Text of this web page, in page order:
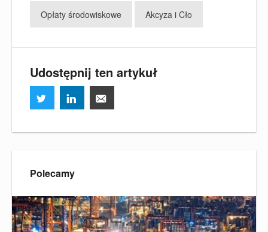
Opłaty środowiskowe Akcyza i Cło
Udostępnij ten artykuł
Polecamy